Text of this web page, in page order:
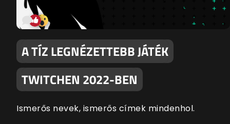
A TÍZ LEGNÉZETTEBB JÁTÉK
TWITCHEN 2022-BEN
Ismerős nevek, ismerős címek mindenhol.